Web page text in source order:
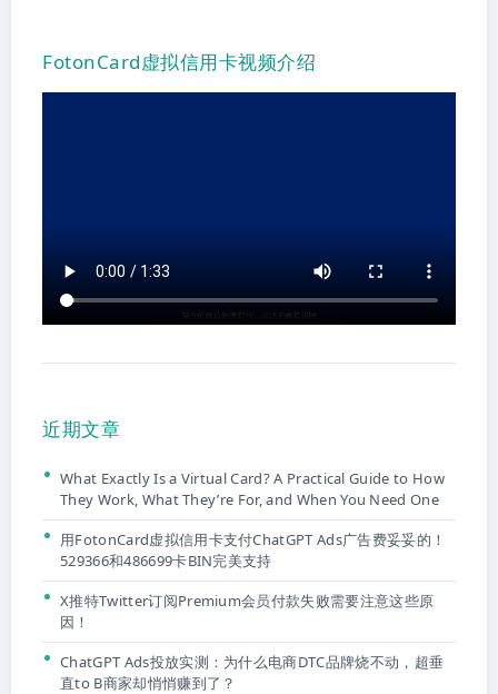
FotonCard虚拟信用卡视频介绍
近期文章
What Exactly Is a Virtual Card? A Practical Guide to How
They Work, What They’re For, and When You Need One
用FotonCard虚拟信用卡支付ChatGPT Ads广告费妥妥的！
529366和486699卡BIN完美支持
X推特Twitter订阅Premium会员付款失败需要注意这些原
因！
ChatGPT Ads投放实测：为什么电商DTC品牌烧不动，超垂
直to B商家却悄悄赚到了？